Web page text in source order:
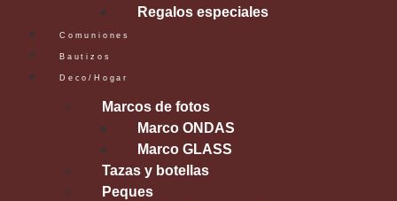
Regalos especiales
Comuniones
Bautizos
Deco/Hogar
Marcos de fotos
Marco ONDAS
Marco GLASS
Tazas y botellas
Peques